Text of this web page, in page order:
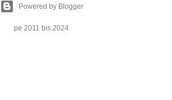
Powered by Blogger
pe 2011 bis 2024